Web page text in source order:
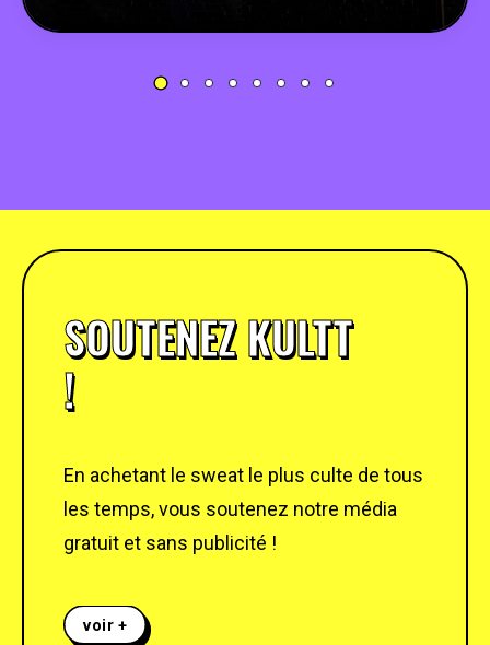
SOUTENEZ KULTT
!
En achetant le sweat le plus culte de tous
les temps, vous soutenez notre média
gratuit et sans publicité !
voir +